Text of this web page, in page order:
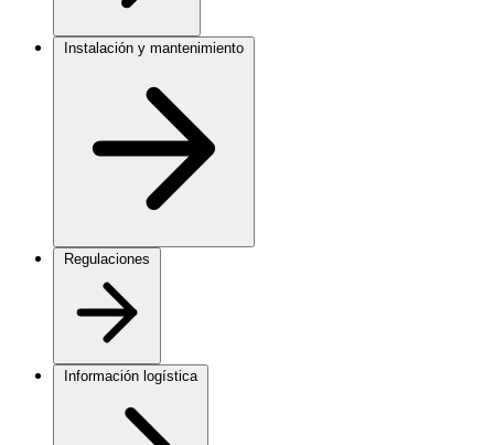
Información logística